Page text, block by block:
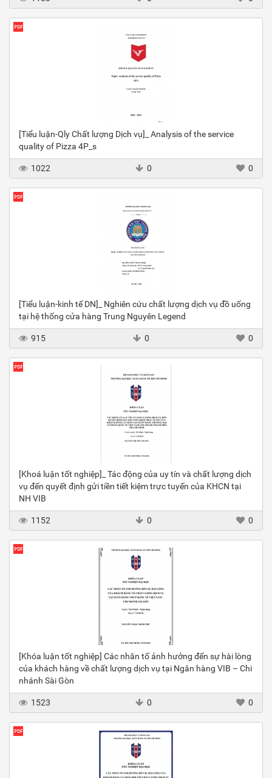
[Tiểu luận-Qly Chất lượng Dịch vụ]_ Analysis of the service
quality of Pizza 4P_s
1022 0 0
[Tiểu luận-kinh tế DN]_ Nghiên cứu chất lượng dịch vụ đồ uống
tại hệ thống cửa hàng Trung Nguyên Legend
915 0 0
[Khoá luận tốt nghiệp]_ Tác động của uy tín và chất lượng dịch
vụ đến quyết định gửi tiền tiết kiệm trực tuyến của KHCN tại
NH VIB
1152 0 0
[Khóa luận tốt nghiệp] Các nhân tố ảnh hưởng đến sự hài lòng
của khách hàng về chất lượng dịch vụ tại Ngân hàng VIB – Chi
nhánh Sài Gòn
1523 0 0